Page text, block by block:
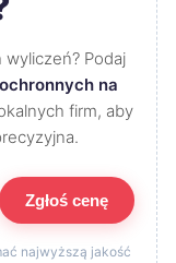
Podaj
na
firm, aby
Zgłoś cenę
najwyższą jakość